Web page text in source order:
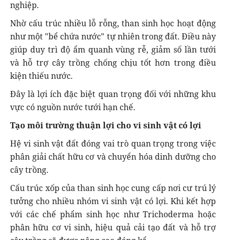
nghiệp.
Nhờ cấu trúc nhiều lỗ rỗng, than sinh học hoạt động
như một "bể chứa nước" tự nhiên trong đất. Điều này
giúp duy trì độ ẩm quanh vùng rễ, giảm số lần tưới
và hỗ trợ cây trồng chống chịu tốt hơn trong điều
kiện thiếu nước.
Đây là lợi ích đặc biệt quan trọng đối với những khu
vực có nguồn nước tưới hạn chế.
Tạo môi trường thuận lợi cho vi sinh vật có lợi
Hệ vi sinh vật đất đóng vai trò quan trọng trong việc
phân giải chất hữu cơ và chuyển hóa dinh dưỡng cho
cây trồng.
Cấu trúc xốp của than sinh học cung cấp nơi cư trú lý
tưởng cho nhiều nhóm vi sinh vật có lợi. Khi kết hợp
với các chế phẩm sinh học như Trichoderma hoặc
phân hữu cơ vi sinh, hiệu quả cải tạo đất và hỗ trợ